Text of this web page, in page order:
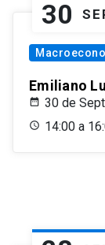
30
Emiliano
30 de
14:00 a